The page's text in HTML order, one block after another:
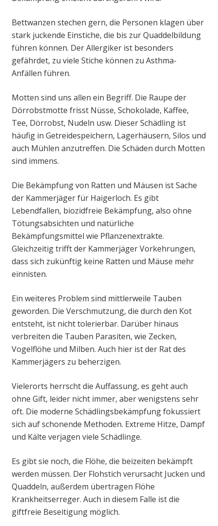
Bettwanzen stechen gern, die Personen klagen über
stark juckende Einstiche, die bis zur Quaddelbildung
führen können. Der Allergiker ist besonders
gefährdet, zu viele Stiche können zu Asthma-
Anfällen führen.
Motten sind uns allen ein Begriff. Die Raupe der
Dörrobstmotte frisst Nüsse, Schokolade, Kaffee,
Tee, Dörrobst, Nudeln usw. Dieser Schädling ist
häufig in Getreidespeichern, Lagerhäusern, Silos und
auch Mühlen anzutreffen. Die Schäden durch Motten
sind immens.
Die Bekämpfung von Ratten und Mäusen ist Sache
der Kammerjäger für Haigerloch. Es gibt
Lebendfallen, biozidfreie Bekämpfung, also ohne
Tötungsabsichten und natürliche
Bekämpfungsmittel wie Pflanzenextrakte.
Gleichzeitig trifft der Kammerjäger Vorkehrungen,
dass sich zukünftig keine Ratten und Mäuse mehr
einnisten.
Ein weiteres Problem sind mittlerweile Tauben
geworden. Die Verschmutzung, die durch den Kot
entsteht, ist nicht tolerierbar. Darüber hinaus
verbreiten die Tauben Parasiten, wie Zecken,
Vogelflöhe und Milben. Auch hier ist der Rat des
Kammerjägers zu beherzigen.
Vielerorts herrscht die Auffassung, es geht auch
ohne Gift, leider nicht immer, aber wenigstens sehr
oft. Die moderne Schädlingsbekämpfung fokussiert
sich auf schonende Methoden. Extreme Hitze, Dampf
und Kälte verjagen viele Schädlinge.
Es gibt sie noch, die Flöhe, die beizeiten bekämpft
werden müssen. Der Flohstich verursacht Jucken und
Quaddeln, außerdem übertragen Flöhe
Krankheitserreger. Auch in diesem Falle ist die
giftfreie Beseitigung möglich.